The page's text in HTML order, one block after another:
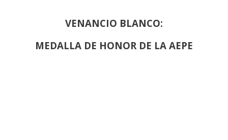
VENANCIO BLANCO:
MEDALLA DE HONOR DE LA AEPE